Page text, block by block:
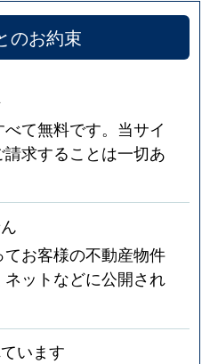
のお約束
て無料です。当サイ
求することは一切あ
お客様の不動産物件
ットなどに公開され
います